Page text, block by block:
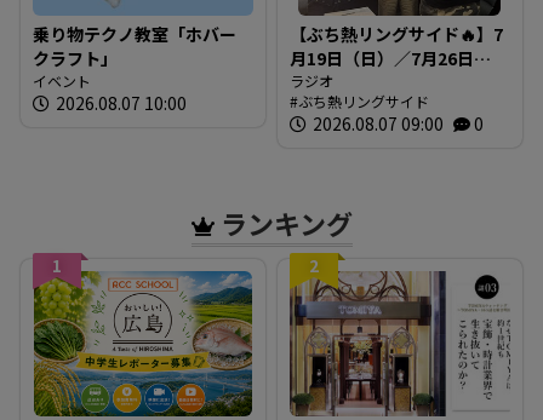
乗り物テクノ教室「ホバー
クラフト」
イベント
2026.08.07 10:00
【ぶち熱リングサイド🔥】7
月19日（日）／7月26日
（日）放送内容
ラジオ
ぶち熱リングサイド
2026.08.07 09:00 0
ランキング
1 2